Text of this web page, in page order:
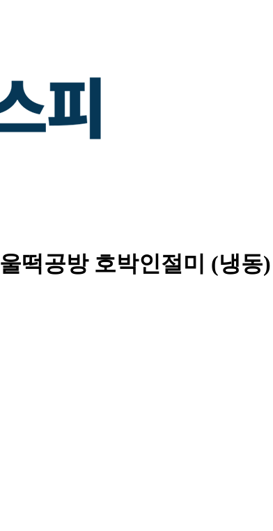
떡공방 호박인절미 (냉동)